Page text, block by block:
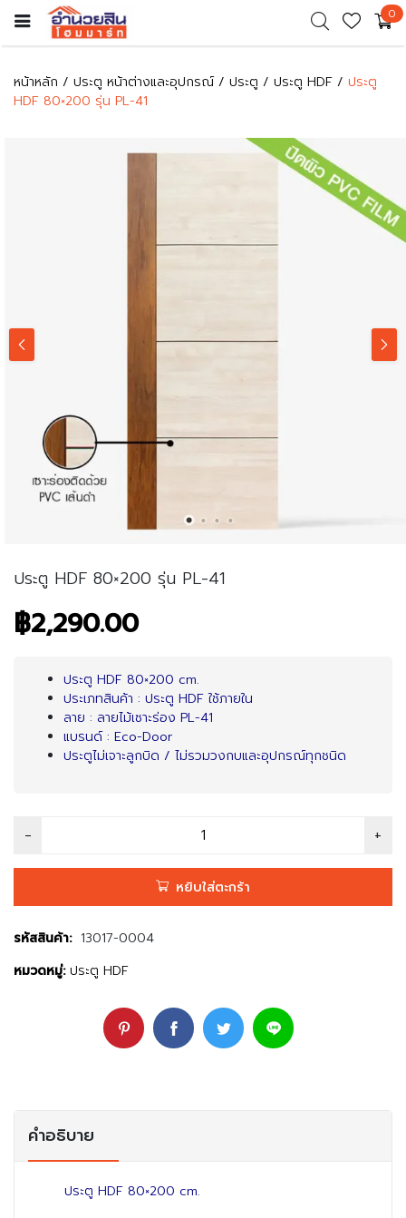
0
หน้าหลัก ประตู หน้าต่างและอุปกรณ์ ประตู ประตู HDF
ประตู
HDF 80×200 รุ่น PL-41
ประตู HDF 80×200 รุ่น PL-41
฿2,290.00
ประตู HDF 80×200 cm.
ประเภทสินค้า : ประตู HDF ใช้ภายใน
ลาย : ลายไม้เซาะร่อง PL-41
แบรนด์ : Eco-Door
ประตูไม่เจาะลูกบิด / ไม่รวมวงกบและอุปกรณ์ทุกชนิด
หยิบใส่ตะกร้า
รหัสสินค้า: 13017-0004
หมวดหมู่: ประตู HDF
คำอธิบาย
ประตู HDF 80×200 cm.